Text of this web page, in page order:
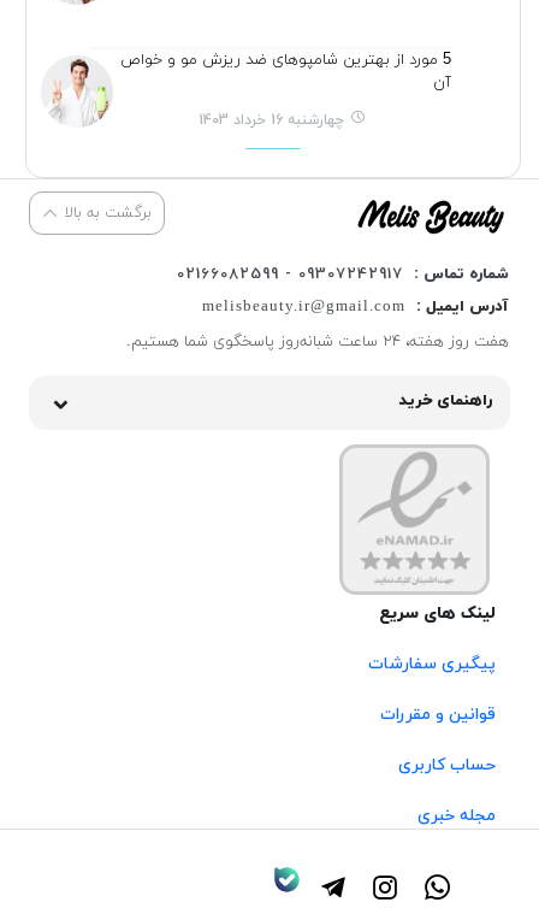
5 مورد از بهترین شامپوهای ضد ریزش مو و خواص
آن
چهارشنبه 16 خرداد 1403
برگشت به بالا
شماره تماس :
09307242917 - 02166082599
آدرس ایمیل :
melisbeauty.ir@gmail.com
هفت روز هفته، ۲۴ ساعت شبانه‌روز پاسخگوی شما هستیم.
راهنمای خرید
لینک های سریع
پیگیری سفارشات
قوانین و مقررات
حساب کاربری
مجله خبری